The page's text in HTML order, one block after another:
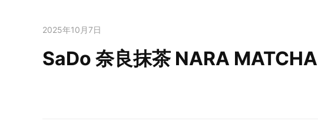
中川政七商店のものづくり
2025年10月7日
SaDo 奈良抹茶 NARA MATCHA